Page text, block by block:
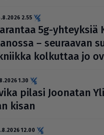
2.55
5g-yhteyksiä
– seuraavan
kolkuttaa jo
1.30
pilasi Joonatan
kisan
12.00